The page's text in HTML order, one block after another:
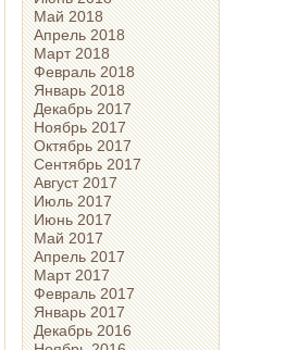
Май 2018
Апрель 2018
Март 2018
Февраль 2018
Январь 2018
Декабрь 2017
Ноябрь 2017
Октябрь 2017
Сентябрь 2017
Август 2017
Июль 2017
Июнь 2017
Май 2017
Апрель 2017
Март 2017
Февраль 2017
Январь 2017
Декабрь 2016